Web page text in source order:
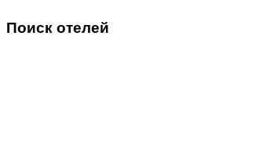
Поиск отелей